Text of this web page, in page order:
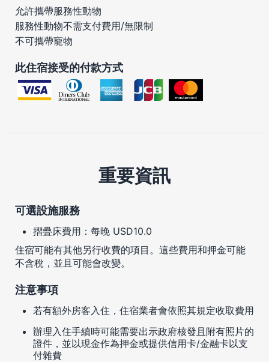
允許攜帶服務性動物
服務性動物不需支付費用/無限制
不可攜帶寵物
此住宿接受的付款方式
重要資訊
可選設施服務
摺疊床費用：每晚 USD10.0
住宿可能有其他另行收費的項目。這些費用和押金可能
不含稅，並且可能會改變。
注意事項
若有額外房客入住，住宿業者會依照其規定收取費用
辦理入住手續時可能需要出示政府核發且附有照片的
證件，並以現金作為押金或提供信用卡/金融卡以支
付雜費